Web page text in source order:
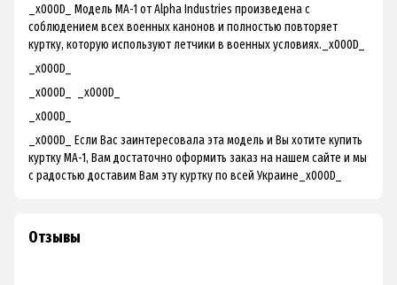
_x000D_ Модель МА-1 от Alpha Industries произведена с
соблюдением всех военных канонов и полностью повторяет
куртку, которую используют летчики в военных условиях._x000D_
_x000D_
_x000D_ _x000D_
_x000D_
_x000D_ Если Вас заинтересовала эта модель и Вы хотите купить
куртку МА-1, Вам достаточно оформить заказ на нашем сайте и мы
с радостью доставим Вам эту куртку по всей Украине_x000D_
Отзывы